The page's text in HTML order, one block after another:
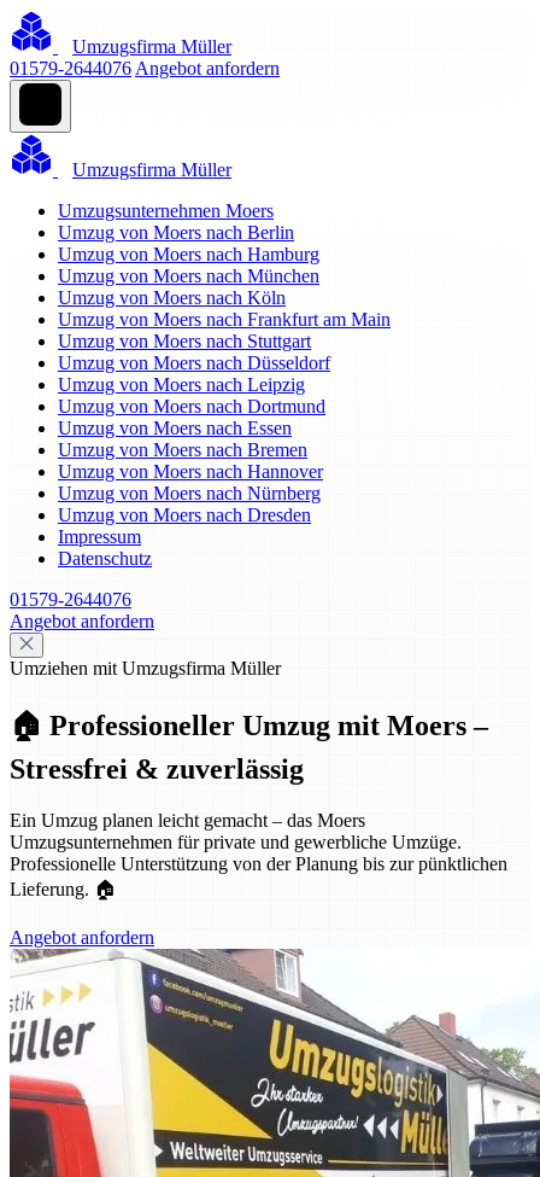
Umzugsfirma Müller
01579-2644076 Angebot anfordern
Umzugsfirma Müller
Umzugsunternehmen Moers
Umzug von Moers nach Berlin
Umzug von Moers nach Hamburg
Umzug von Moers nach München
Umzug von Moers nach Köln
Umzug von Moers nach Frankfurt am Main
Umzug von Moers nach Stuttgart
Umzug von Moers nach Düsseldorf
Umzug von Moers nach Leipzig
Umzug von Moers nach Dortmund
Umzug von Moers nach Essen
Umzug von Moers nach Bremen
Umzug von Moers nach Hannover
Umzug von Moers nach Nürnberg
Umzug von Moers nach Dresden
Impressum
Datenschutz
01579-2644076
Angebot anfordern
Umziehen mit Umzugsfirma Müller
🏠 Professioneller Umzug mit Moers –
Stressfrei & zuverlässig
Ein Umzug planen leicht gemacht – das Moers
Umzugsunternehmen für private und gewerbliche Umzüge.
Professionelle Unterstützung von der Planung bis zur pünktlichen
Lieferung. 🏠
Angebot anfordern